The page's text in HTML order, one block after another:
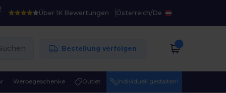
Über 1K Bewertungen Österreich/De
Bestellung verfolgen
Werbegeschenke Outlet Individuell gestalten!